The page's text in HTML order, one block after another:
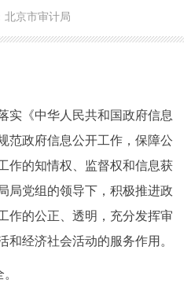
构职能 政策服务
策解读 回应关切
题公开
北京市审计局​
《中华人民共和国政府信息
范政府信息公开工作，保障公
作的知情权、监督权和信息获
局党组的领导下，积极推进政
作的公正、透明，充分发挥审
和经济社会活动的服务作用。